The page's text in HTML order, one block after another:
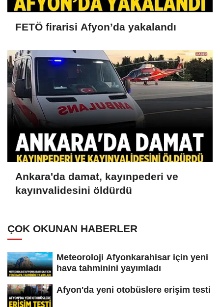
FETÖ firarisi Afyon’da yakalandı
Ankara'da damat, kayınpederi ve
kayınvalidesini öldürdü
ÇOK OKUNAN HABERLER
Meteoroloji Afyonkarahisar için yeni
hava tahminini yayımladı
Afyon'da yeni otobüslere erişim testi